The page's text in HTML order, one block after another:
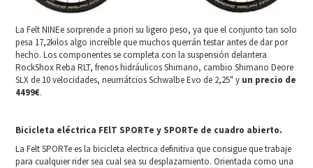
La Felt NINEe sorprende a priori su ligero peso, ya que el conjunto tan solo
pesa 17,2kilos algo increíble que muchos querrán testar antes de dar por
hecho. Los componentes se completa con la suspensión delantera
RockShox Reba RLT, frenos hidráulicos Shimano, cambio Shimano Deore
SLX de 10 velocidades, neumátcios Schwalbe Evo de 2,25" y un precio de
4499€.
Bicicleta eléctrica FElT SPORTe y SPORTe de cuadro abierto.
La Felt SPORTe es la bicicleta electrica definitiva que consigue que trabaje
para cualquier rider sea cual sea su desplazamiento. Orientada como una